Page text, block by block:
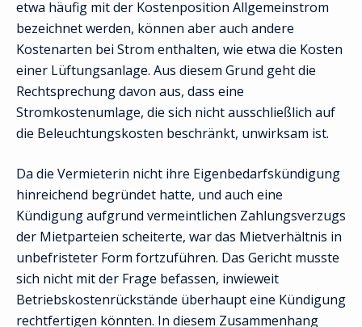
etwa häufig mit der Kostenposition Allgemeinstrom
bezeichnet werden, können aber auch andere
Kostenarten bei Strom enthalten, wie etwa die Kosten
einer Lüftungsanlage. Aus diesem Grund geht die
Rechtsprechung davon aus, dass eine
Stromkostenumlage, die sich nicht ausschließlich auf
die Beleuchtungskosten beschränkt, unwirksam ist.
Da die Vermieterin nicht ihre Eigenbedarfskündigung
hinreichend begründet hatte, und auch eine
Kündigung aufgrund vermeintlichen Zahlungsverzugs
der Mietparteien scheiterte, war das Mietverhältnis in
unbefristeter Form fortzuführen. Das Gericht musste
sich nicht mit der Frage befassen, inwieweit
Betriebskostenrückstände überhaupt eine Kündigung
rechtfertigen könnten. In diesem Zusammenhang